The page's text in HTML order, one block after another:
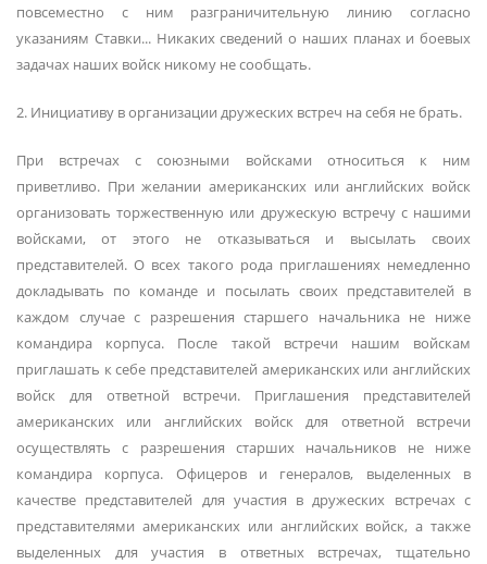
повсеместно с ним разграничительную линию согласно
указаниям Ставки... Никаких сведений о наших планах и боевых
задачах наших войск никому не сообщать.
2. Инициативу в организации дружеских встреч на себя не брать.
При встречах с союзными войсками относиться к ним
приветливо. При желании американских или английских войск
организовать торжественную или дружескую встречу с нашими
войсками, от этого не отказываться и высылать своих
представителей. О всех такого рода приглашениях немедленно
докладывать по команде и посылать своих представителей в
каждом случае с разрешения старшего начальника не ниже
командира корпуса. После такой встречи нашим войскам
приглашать к себе представителей американских или английских
войск для ответной встречи. Приглашения представителей
американских или английских войск для ответной встречи
осуществлять с разрешения старших начальников не ниже
командира корпуса. Офицеров и генералов, выделенных в
качестве представителей для участия в дружеских встречах с
представителями американских или английских войск, а также
выделенных для участия в ответных встречах, тщательно